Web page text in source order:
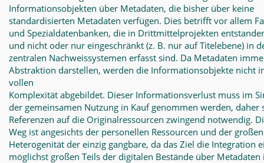
Informationsobjekten über Metadaten, die bisher über keine
standardisierten Metadaten verfügen. Dies betrifft vor allem
und Spezialdatenbanken, die in Drittmittelprojekten
und nicht oder nur eingeschränkt (z. B. nur auf Titelebene) in
zentralen Nachweissystemen erfasst sind. Da Metadaten
Abstraktion darstellen, werden die Informationsobjekte nicht
vollen
Komplexität abgebildet. Dieser Informationsverlust muss im
der gemeinsamen Nutzung in Kauf genommen werden, daher
Referenzen auf die Originalressourcen zwingend notwendig.
Weg ist angesichts der personellen Ressourcen und der großen
Heterogenität der einzig gangbare, da das Ziel die Integration
möglichst großen Teils der digitalen Bestände über Metadaten